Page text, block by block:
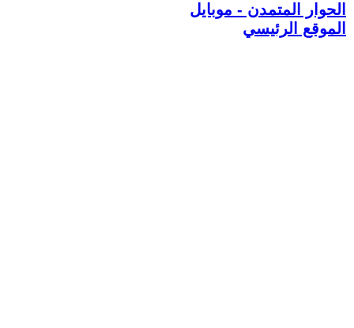
الحوار المتمدن - موبايل
الموقع الرئيسي